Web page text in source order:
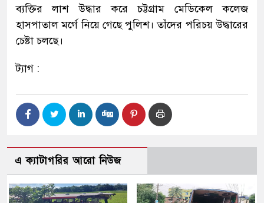
ব্যক্তির লাশ উদ্ধার করে চট্টগ্রাম মেডিকেল কলেজ
হাসপাতাল মর্গে নিয়ে গেছে পুলিশ। তাঁদের পরিচয় উদ্ধারের
চেষ্টা চলছে।
ট্যাগ :
এ ক্যাটাগরির আরো নিউজ